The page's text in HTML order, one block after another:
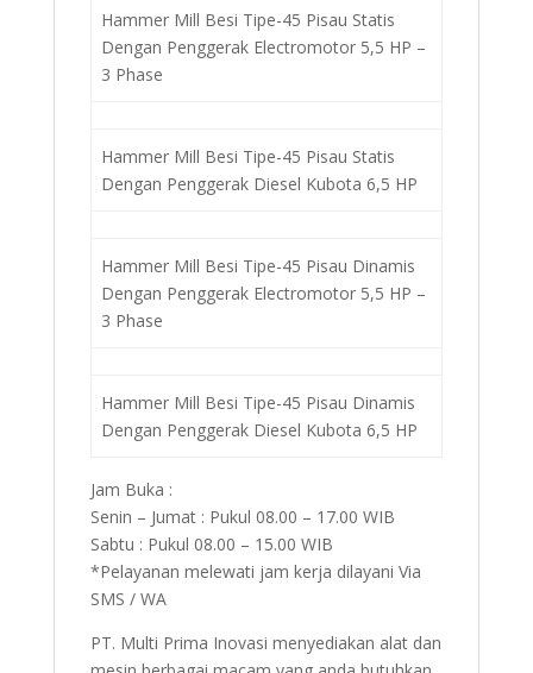
Hammer Mill Besi Tipe-45 Pisau Statis
Dengan Penggerak Electromotor 5,5 HP –
3 Phase
Hammer Mill Besi Tipe-45 Pisau Statis
Dengan Penggerak Diesel Kubota 6,5 HP
Hammer Mill Besi Tipe-45 Pisau Dinamis
Dengan Penggerak Electromotor 5,5 HP –
3 Phase
Hammer Mill Besi Tipe-45 Pisau Dinamis
Dengan Penggerak Diesel Kubota 6,5 HP
Jam Buka :
Senin – Jumat : Pukul 08.00 – 17.00 WIB
Sabtu : Pukul 08.00 – 15.00 WIB
*Pelayanan melewati jam kerja dilayani Via
SMS / WA
PT. Multi Prima Inovasi menyediakan alat dan